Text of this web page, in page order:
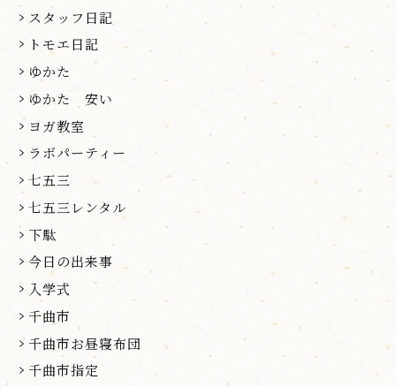
スタッフ日記
トモエ日記
ゆかた
ゆかた 安い
ヨガ教室
ラボパーティー
七五三
七五三レンタル
下駄
今日の出来事
入学式
千曲市
千曲市お昼寝布団
千曲市指定